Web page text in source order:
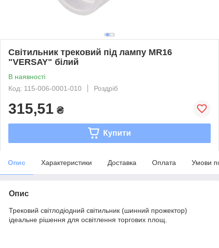
Світильник трековий під лампу MR16
"VERSAY" білий
В наявності
Код: 115-006-0001-010
Роздріб
315,51 ₴
Купити
Опис Характеристики Доставка Оплата Умови
Опис
Трековий світлодіодний світильник (шинний прожектор)
ідеальне рішення для освітлення торгових площ.